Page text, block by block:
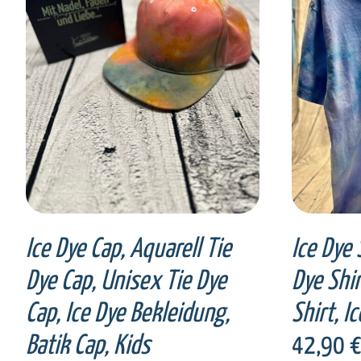
SELECT OPTIONS / DETAILS
Ice Dye Cap, Aquarell Tie
Dye Cap, Unisex Tie Dye
Cap, Ice Dye Bekleidung,
Batik Cap, Kids
Ice
Dye
Shirt,
42,90 €